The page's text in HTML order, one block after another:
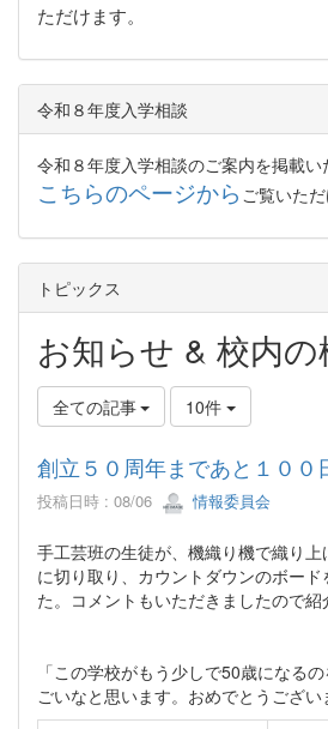
ただけます。
令和８年度入学相談
令和８年度入学相談のご案内を掲載い
こちらのページから ご覧いただ
トピックス
お知らせ & 校内
全ての記事 10件
創立５０周年まであと１００
投稿日時 : 08/06 情報委員会
手工芸班の生徒が、機織り機で織り
に切り取り、カウントダウンのボー
た。コメントもいただきましたので紹
「この学校がもう少しで50歳になる
ごいなと思います。おめでとうござい